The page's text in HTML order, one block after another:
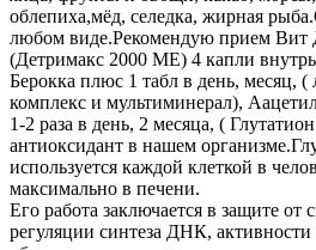
облепиха,мёд, селедка, жирная
любом виде.Рекомендую прием Вит
(Детримакс 2000 ME) 4 капли
Берокка плюс 1 табл в день, месяц,
комплекс и мультиминерал),
1-2 раза в день, 2 месяца, (
антиоксидант в нашем
используется каждой клеткой в
максимально в печени.
Его работа заключается в защите от
регуляции синтеза ДНК,